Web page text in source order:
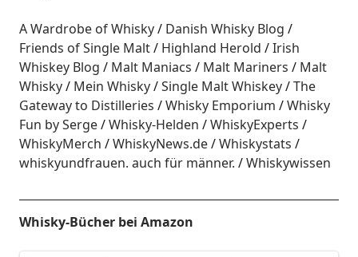
A Wardrobe of Whisky
Danish Whisky Blog
Friends of Single Malt
Highland Herold
Irish
Whiskey Blog
Malt Maniacs Malt Mariners
Malt
Whisky
Mein Whisky Single Malt Whiskey
The
Gateway to Distilleries
Whisky Emporium
Whisky
Fun by Serge
Whisky-Helden
WhiskyExperts
WhiskyMerch
WhiskyNews.de
Whiskystats
whiskyundfrauen. auch für männer.
Whiskywissen
Whisky-Bücher bei Amazon